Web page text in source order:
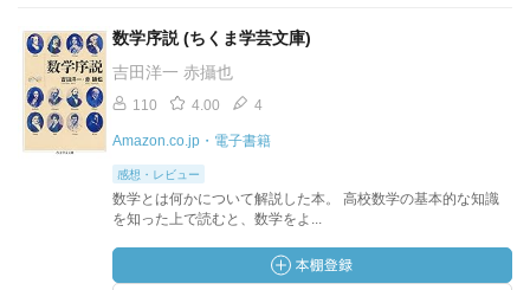
数学序説 (ちくま学芸文庫)
吉田洋一 赤攝也
110 4.00 4
Amazon.co.jp・電子書籍
感想・レビュー
数学とは何かについて解説した本。 高校数学の基本的な知識
を知った上で読むと、数学をよ...